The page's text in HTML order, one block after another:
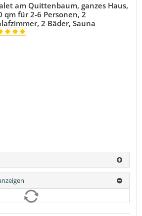
am Quittenbaum, ganzes Haus,
qm für 2-6 Personen, 2
2 Bäder, Sauna